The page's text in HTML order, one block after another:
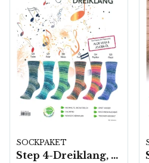
SOCKPAKET
Step 4-Dreiklang, 6 färger á 1,0 kg.